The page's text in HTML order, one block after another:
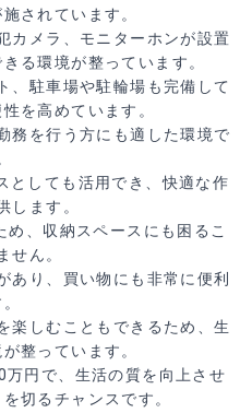
されています。
カメラ、モニターホンが設置
る環境が整っています。
、駐車場や駐輪場も完備して
を高めています。
務を行う方にも適した環境で
としても活用でき、快適な作
します。
、収納スペースにも困るこ
せん。
あり、買い物にも非常に便利
楽しむこともできるため、生
整っています。
円で、生活の質を向上させ
切るチャンスです。